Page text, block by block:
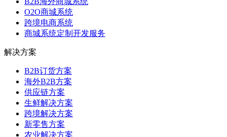
O2O商城系统
跨境电商系统
商城系统定制开发服务
解决方案
B2B订货方案
海外B2B方案
供应链方案
生鲜解决方案
跨境解决方案
新零售方案
农业解决方案